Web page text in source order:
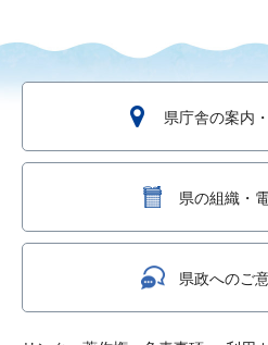
県庁舎の案内
県の組織・
県政へのご